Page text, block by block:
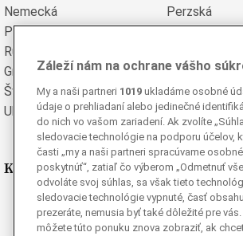
Nemecká
Perzská
Poľská
Portugalská
Rumunská
Grécka
Španielska
Švédska
Turecká
Ukrajinská
Vietnamská
Kde nás nájdete
Facebook
Instagram
Záleží nám na ochrane vášho
My a naši partneri 1019 ukladáme osobné
údaje o prehliadaní alebo jedinečné
do nich vo vašom zariadení. Ak zvolíte
sledovacie technológie na podporu účelov,
časti „my a naši partneri spracúvame
poskytnúť“, zatiaľ čo výberom „Odmetnuť
odvoláte svoj súhlas, sa však tieto
sledovacie technológie vypnuté, časť
prezeráte, nemusia byť také dôležité pre
môžete túto ponuku znova zobraziť, ak